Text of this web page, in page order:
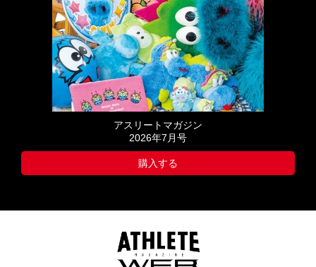
アスリートマガジン
2026年7月号
購入する